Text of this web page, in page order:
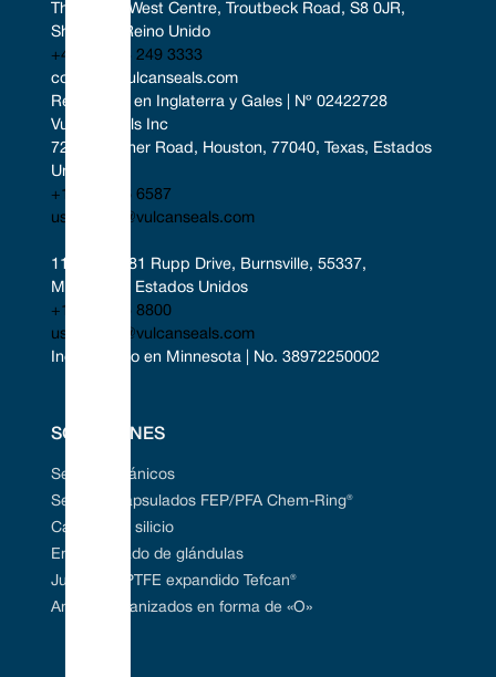
The South West Centre, Troutbeck Road, S8 0JR,
Sheffield, Reino Unido
+44 (0) 114 249 3333
contact@vulcanseals.com
Registrado en Inglaterra y Gales | Nº 02422728
Vulcan Seals Inc
7221 Gessner Road, Houston, 77040, Texas, Estados
Unidos
+1 346 856 6587
uscontact@vulcanseals.com
11401-11481 Rupp Drive, Burnsville, 55337,
Minnesota, Estados Unidos
+1 952 955 8800
uscontact@vulcanseals.com
Incorporado en Minnesota | No. 38972250002
SOLUCIONES
Sellos mecánicos
Sellos encapsulados FEP/PFA Chem-Ring®
Carburo de silicio
Empaquetado de glándulas
Juntas de PTFE expandido Tefcan®
Anillos vulcanizados en forma de «O»